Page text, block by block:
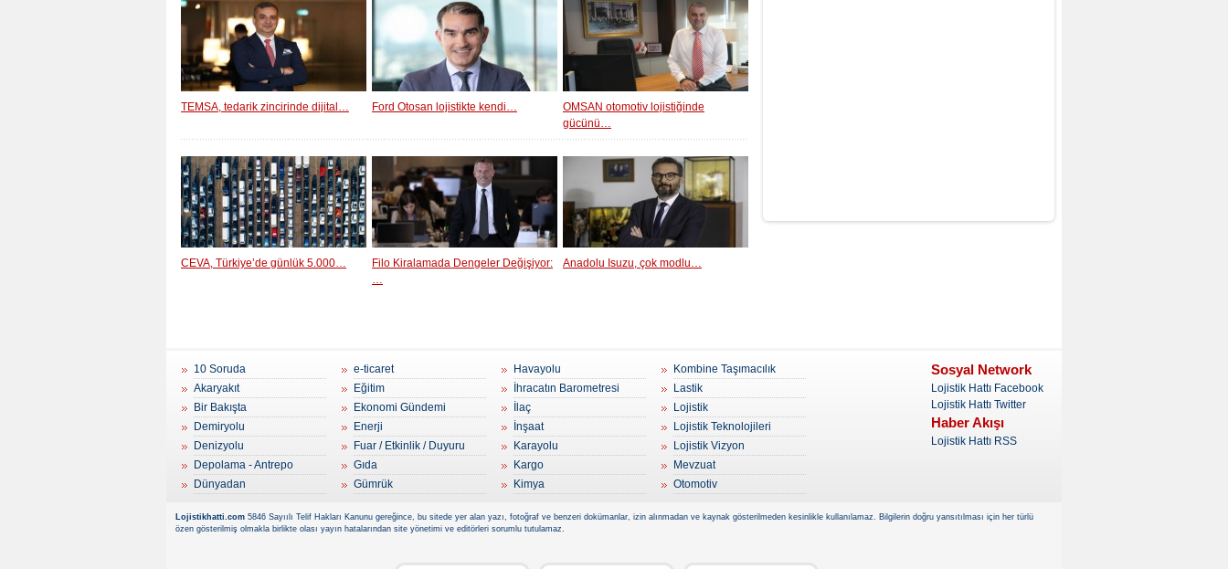
TEMSA, tedarik zincirinde dijital… Ford Otosan lojistikte kendi…
OMSAN otomotiv lojistiğinde
gücünü…
CEVA, Türkiye’de günlük 5.000…
Filo Kiralamada Dengeler Değişiyor:
…
Anadolu Isuzu, çok modlu…
10 Soruda
Akaryakıt
Bir Bakışta
Demiryolu
Denizyolu
Depolama - Antrepo
Dünyadan
e-ticaret
Eğitim
Ekonomi Gündemi
Enerji
Fuar / Etkinlik / Duyuru
Gıda
Gümrük
Havayolu
İhracatın Barometresi
İlaç
İnşaat
Karayolu
Kargo
Kimya
Kombine Taşımacılık
Lastik
Lojistik
Lojistik Teknolojileri
Lojistik Vizyon
Mevzuat
Otomotiv
Sosyal Network
Lojistik Hattı Facebook
Lojistik Hattı Twitter
Haber Akışı
Lojistik Hattı RSS
Lojistikhatti.com 5846 Sayıılı Telif Hakları Kanunu gereğince, bu sitede yer alan yazı, fotoğraf ve benzeri dokümanlar, izin alınmadan ve kaynak gösterilmeden kesinlikle kullanılamaz. Bilgilerin doğru yansıtılması için her türlü
özen gösterilmiş olmakla birlikte olası yayın hatalarından site yönetimi ve editörleri sorumlu tutulamaz.